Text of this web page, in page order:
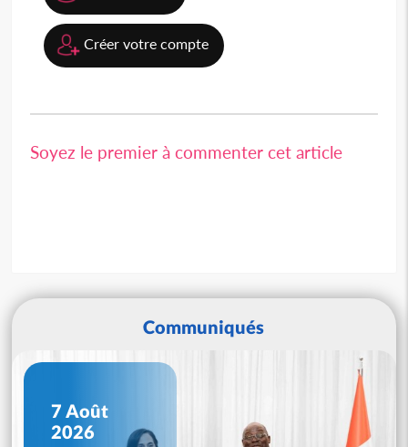
Créer votre compte
Soyez le premier à commenter cet article
Communiqués
7 Août
2026